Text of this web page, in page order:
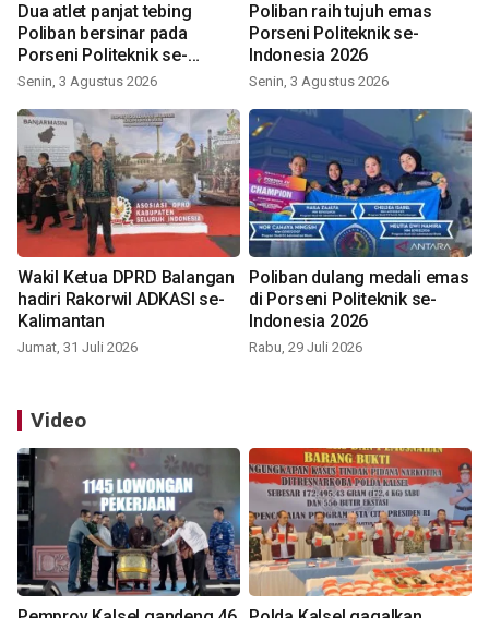
Dua atlet panjat tebing
Poliban bersinar pada
Porseni Politeknik se-
Indonesia 2026
Senin, 3 Agustus 2026
Poliban raih tujuh emas
Porseni Politeknik se-
Indonesia 2026
Senin, 3 Agustus 2026
Wakil Ketua DPRD Balangan
hadiri Rakorwil ADKASI se-
Kalimantan
Jumat, 31 Juli 2026
Poliban dulang medali emas
di Porseni Politeknik se-
Indonesia 2026
Rabu, 29 Juli 2026
Video